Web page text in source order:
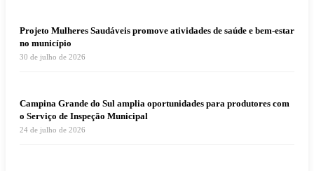
Projeto Mulheres Saudáveis promove atividades de saúde e bem-estar
no município
30 de julho de 2026
Campina Grande do Sul amplia oportunidades para produtores com
o Serviço de Inspeção Municipal
24 de julho de 2026